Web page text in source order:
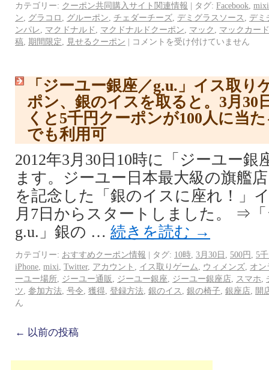
カテゴリー: クーポン共同購入サイト関連情報 | タグ: Facebook mixi
ン
グラコロ グルーポン チェダーチーズ デミグラスソース
デミ
ンパレ
マクドナルド マクドナルドクーポン マック
マックカード
稿 期間限定 見せるクーポン | コメントを受け付けていません
「ジーユー銀座／g.u.」イス取り
ポン、銀のイスを取ると。3月30
くと5千円クーポンが100人に当
でも利用可
2012年3月30日10時に「ジーユー
ます。ジーユー日本最大級の旗艦
を記念した「銀のイスに座れ！」
月7日からスタートしました。 ⇒
g.u.」銀の … 続きを読む →
カテゴリー: おすすめクーポン情報 | タグ: 10時 3月30日 500円
5
iPhone mixi Twitter, アカウント イス取りゲーム ウィメンズ オン
ーユー場所
ジーユー通販 ジーユー銀座 ジーユー銀座店 スマホ
ツ 参加方法 号令 獲得 登録方法 銀のイス 銀の椅子 銀座店
開
ん
← 以前の投稿